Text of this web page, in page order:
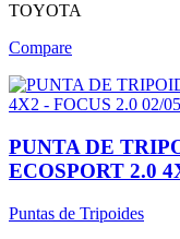
TOYOTA
Compare
PUNTA DE
ECOSPORT 2.0
Puntas de Tripoides